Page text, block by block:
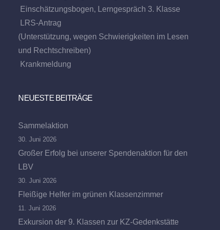
Einschätzungsbogen, Lerngespräch 3. Klasse
LRS-Antrag
(Unterstützung, wegen Schwierigkeiten im Lesen
und Rechtschreiben)
Krankmeldung
NEUESTE BEITRÄGE
Sammelaktion
30. Juni 2026
Großer Erfolg bei unserer Spendenaktion für den
LBV
30. Juni 2026
Fleißige Helfer im grünen Klassenzimmer
11. Juni 2026
Exkursion der 9. Klassen zur KZ-Gedenkstätte